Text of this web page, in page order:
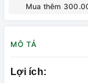
Mua thêm
MÔ TẢ
Lợi ích: